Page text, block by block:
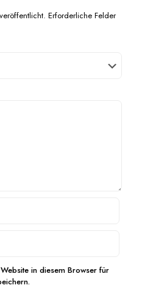
Erforderliche Felder
in diesem Browser für